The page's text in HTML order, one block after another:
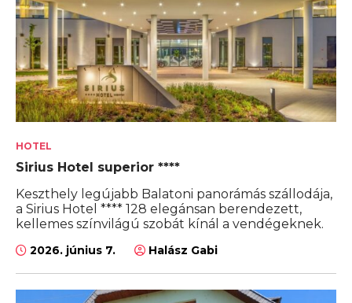
HOTEL
Sirius Hotel superior ****
Keszthely legújabb Balatoni panorámás szállodája,
a Sirius Hotel **** 128 elegánsan berendezett,
kellemes színvilágú szobát kínál a vendégeknek.
2026. június 7. Halász Gabi